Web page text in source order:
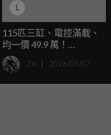
L
115匹三缸、電控滿載、
均一價 49.9 萬！
TRIUMPH Trident 800 /
Tiger Sport 800 正式登台
Ziv 2026/05/07